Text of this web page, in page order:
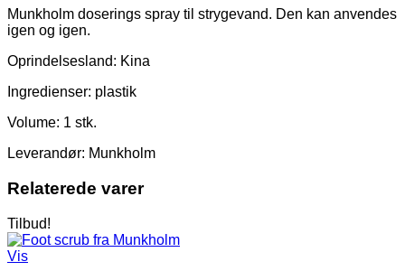
Munkholm doserings spray til strygevand. Den kan anvendes
igen og igen.
Oprindelsesland: Kina
Ingredienser: plastik
Volume: 1 stk.
Leverandør: Munkholm
Relaterede varer
Tilbud!
Vis